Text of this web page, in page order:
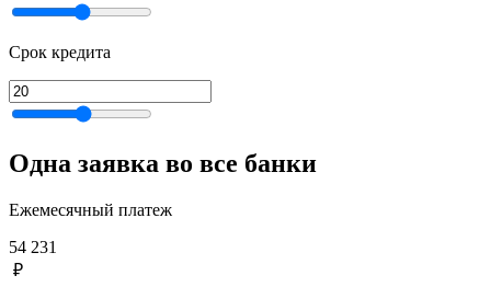
Срок кредита
Одна заявка во все банки
Ежемесячный платеж
54 231
₽